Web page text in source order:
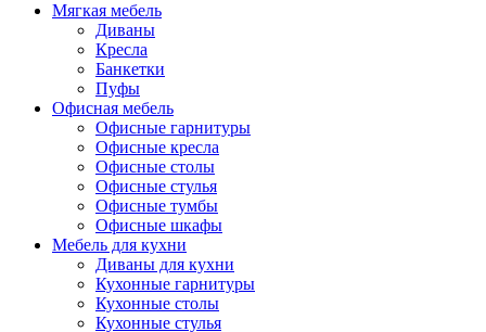
Мягкая мебель
Диваны
Кресла
Банкетки
Пуфы
Офисная мебель
Офисные гарнитуры
Офисные кресла
Офисные столы
Офисные стулья
Офисные тумбы
Офисные шкафы
Мебель для кухни
Диваны для кухни
Кухонные гарнитуры
Кухонные столы
Кухонные стулья